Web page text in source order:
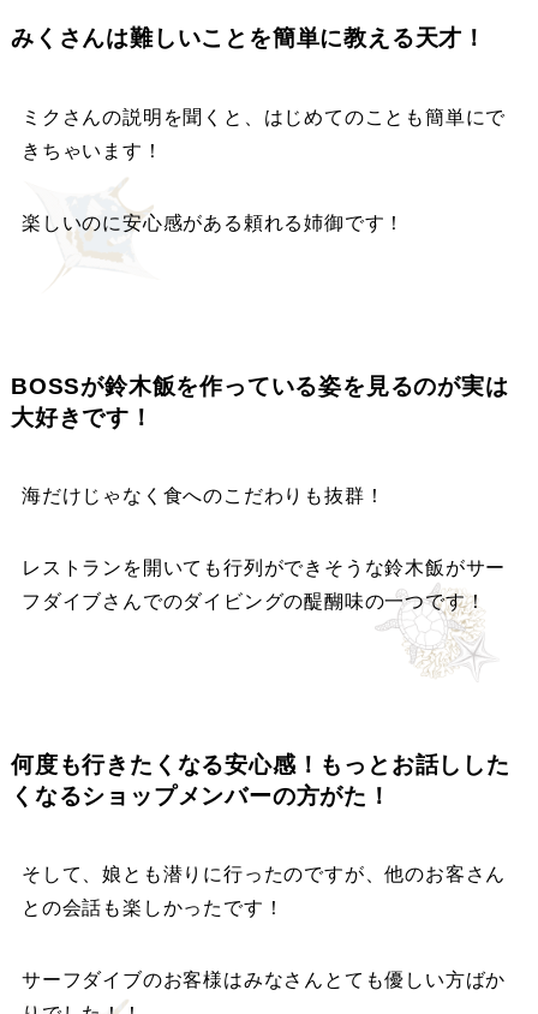
みくさんは難しいことを簡単に教える天才！
ミクさんの説明を聞くと、はじめてのことも簡単にで
きちゃいます！
楽しいのに安心感がある頼れる姉御です！
BOSSが鈴木飯を作っている姿を見るのが実は
大好きです！
海だけじゃなく食へのこだわりも抜群！
レストランを開いても行列ができそうな鈴木飯がサー
フダイブさんでのダイビングの醍醐味の一つです！
何度も行きたくなる安心感！もっとお話しした
くなるショップメンバーの方がた！
そして、娘とも潜りに行ったのですが、他のお客さん
との会話も楽しかったです！
サーフダイブのお客様はみなさんとても優しい方ばか